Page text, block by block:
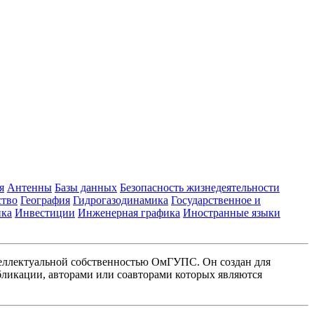
Антенны Базы данных Безопасность жизнедеятельности
География Гидрогазодинамика Государственное и
Инвестиции Инженерная графика Иностранные языки
собственностью ОмГУПС. Он создан для
авторами или соавторами которых являются